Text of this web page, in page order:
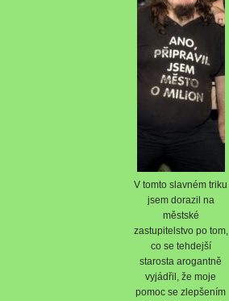
V tomto slavném triku
jsem dorazil na
městské
zastupitelstvo po tom,
co se tehdejší
starosta arogantně
vyjádřil, že moje
pomoc se zlepšením